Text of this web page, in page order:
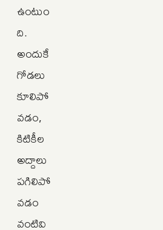
ఉంటుం
ది.
అందుకే
గోడలు
కూలిపో
వడం,
కిటికీల
అద్దాలు
పగిలిపో
వడం
వంటివి